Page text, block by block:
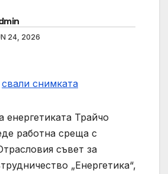
24, 2026
свали снимката
енергетиката Трайчо
работна среща с
съвет за
„Енергетика“,